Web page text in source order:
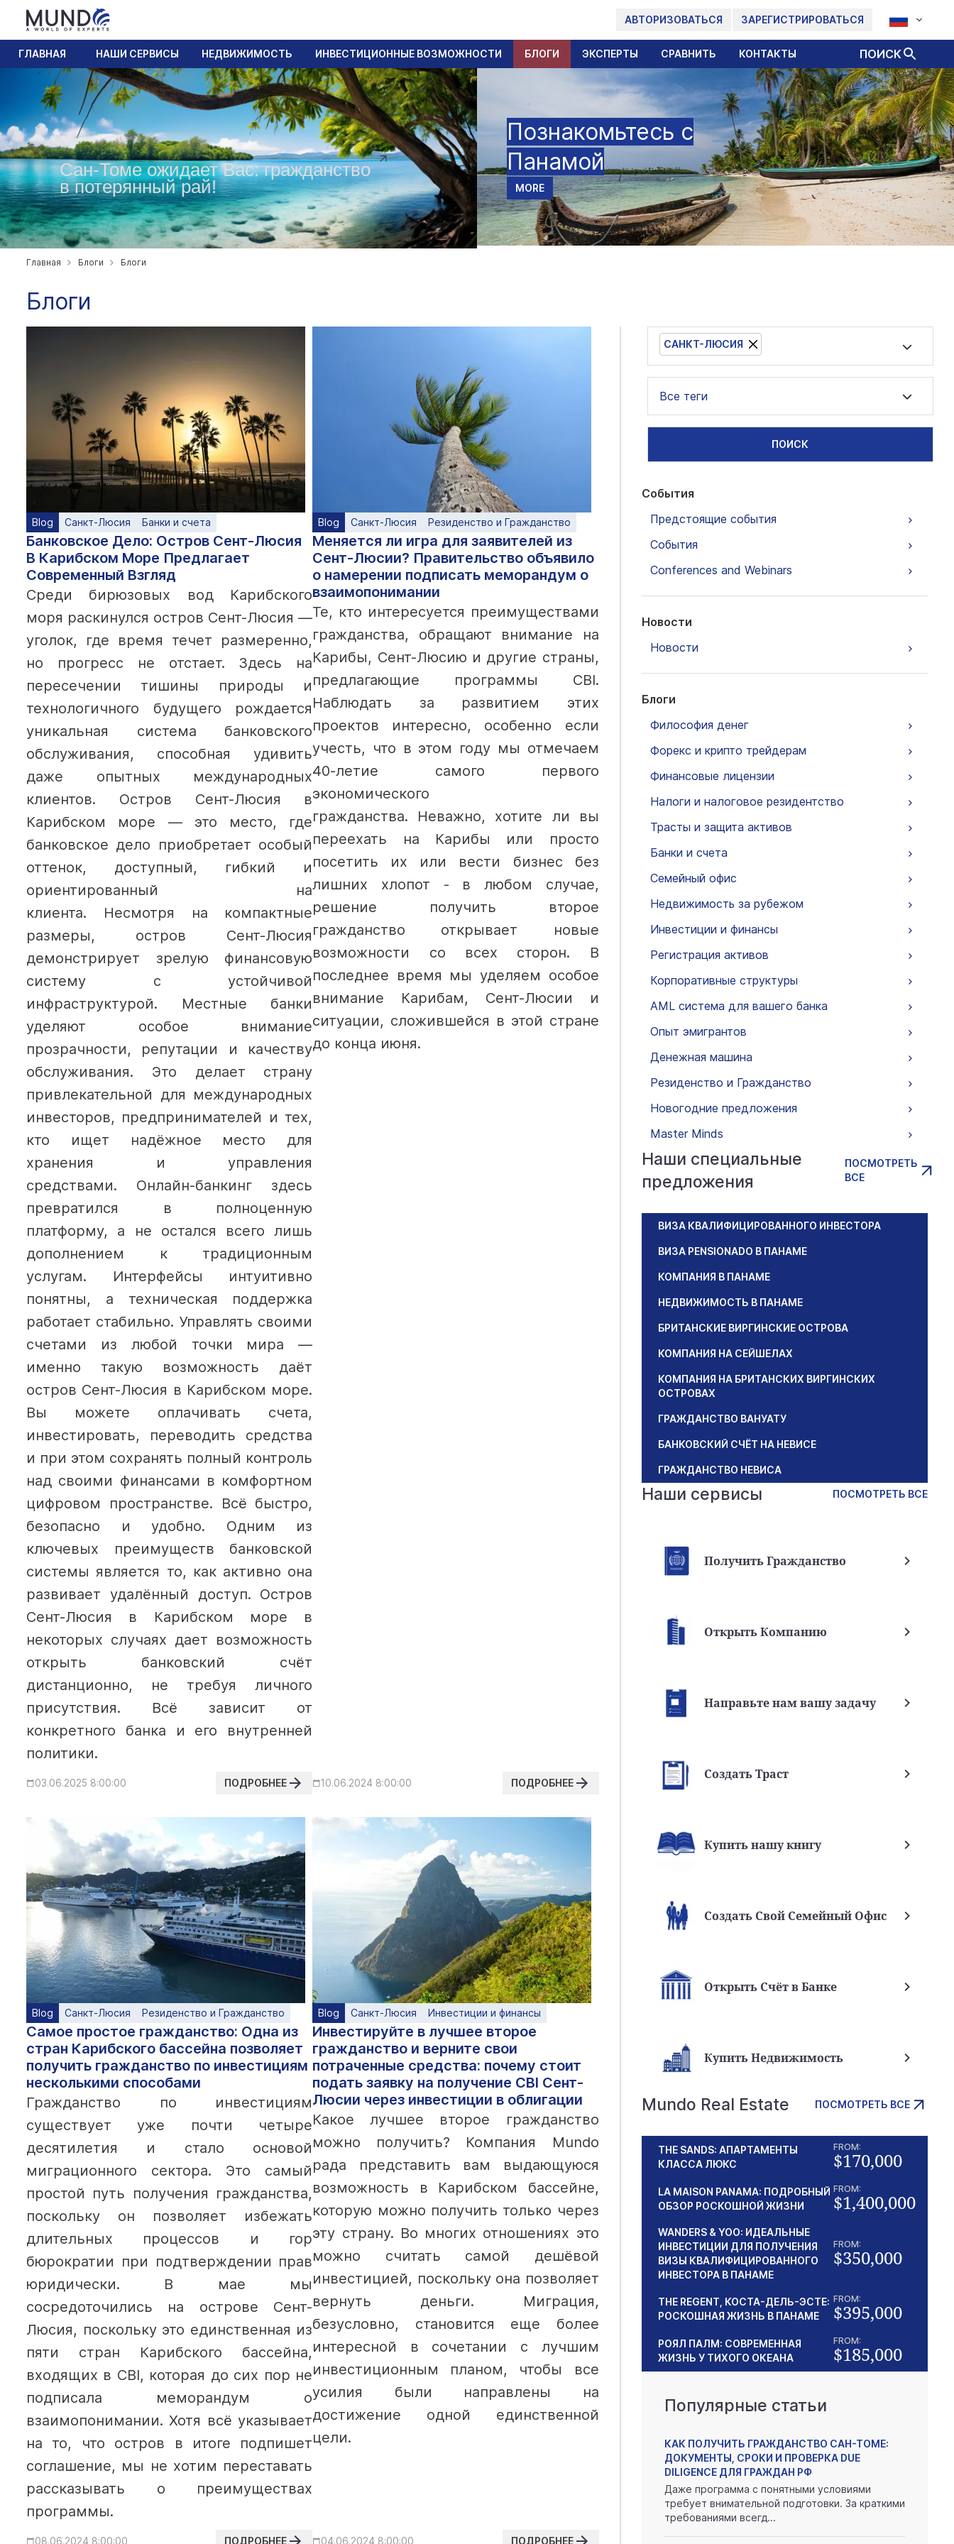
АВТОРИЗОВАТЬСЯ ЗАРЕГИСТРИРОВАТЬСЯ
ГЛАВНАЯ НАШИ СЕРВИСЫ НЕДВИЖИМОСТЬ ИНВЕСТИЦИОННЫЕ ВОЗМОЖНОСТИ БЛОГИ ЭКСПЕРТЫ СРАВНИТЬ КОНТАКТЫ ПОИСК
Сан-Томе ожидает Вас: гражданство
в потерянный рай!
Познакомьтесь с
Панамой
MORE
Главная Блоги Блоги
Блоги
Blog Санкт-Люсия Банки и счета
Банковское Дело: Остров Сент-Люсия
В Карибском Море Предлагает
Современный Взгляд
Среди бирюзовых вод Карибского
моря раскинулся остров Сент-Люсия —
уголок, где время течет размеренно,
но прогресс не отстает. Здесь на
пересечении тишины природы и
технологичного будущего рождается
уникальная система банковского
обслуживания, способная удивить
даже опытных международных
клиентов. Остров Сент-Люсия в
Карибском море — это место, где
банковское дело приобретает особый
оттенок, доступный, гибкий и
ориентированный на
клиента. Несмотря на компактные
размеры, остров Сент-Люсия
демонстрирует зрелую финансовую
систему с устойчивой
инфраструктурой. Местные банки
уделяют особое внимание
прозрачности, репутации и качеству
обслуживания. Это делает страну
привлекательной для международных
инвесторов, предпринимателей и тех,
кто ищет надёжное место для
хранения и управления
средствами. Онлайн-банкинг здесь
превратился в полноценную
платформу, а не остался всего лишь
дополнением к традиционным
услугам. Интерфейсы интуитивно
понятны, а техническая поддержка
работает стабильно. Управлять своими
счетами из любой точки мира —
именно такую возможность даёт
остров Сент-Люсия в Карибском море.
Вы можете оплачивать счета,
инвестировать, переводить средства
и при этом сохранять полный контроль
над своими финансами в комфортном
цифровом пространстве. Всё быстро,
безопасно и удобно. Одним из
ключевых преимуществ банковской
системы является то, как активно она
развивает удалённый доступ. Остров
Сент-Люсия в Карибском море в
некоторых случаях дает возможность
открыть банковский счёт
дистанционно, не требуя личного
присутствия. Всё зависит от
конкретного банка и его внутренней
политики.
03.06.2025 8:00:00 ПОДРОБНЕЕ
Blog Санкт-Люсия Резиденство и Гражданство
Меняется ли игра для заявителей из
Сент-Люсии? Правительство объявило
о намерении подписать меморандум о
взаимопонимании
Те, кто интересуется преимуществами
гражданства, обращают внимание на
Карибы, Сент-Люсию и другие страны,
предлагающие программы CBI.
Наблюдать за развитием этих
проектов интересно, особенно если
учесть, что в этом году мы отмечаем
40-летие самого первого
экономического
гражданства. Неважно, хотите ли вы
переехать на Карибы или просто
посетить их или вести бизнес без
лишних хлопот - в любом случае,
решение получить второе
гражданство открывает новые
возможности со всех сторон. В
последнее время мы уделяем особое
внимание Карибам, Сент-Люсии и
ситуации, сложившейся в этой стране
до конца июня.
10.06.2024 8:00:00 ПОДРОБНЕЕ
Blog Санкт-Люсия Резиденство и Гражданство
Самое простое гражданство: Одна из
стран Карибского бассейна позволяет
получить гражданство по инвестициям
несколькими способами
Гражданство по инвестициям
существует уже почти четыре
десятилетия и стало основой
миграционного сектора. Это самый
простой путь получения гражданства,
поскольку он позволяет избежать
длительных процессов и гор
бюрократии при подтверждении прав
юридически. В мае мы
сосредоточились на острове Сент-
Люсия, поскольку это единственная из
пяти стран Карибского бассейна,
входящих в CBI, которая до сих пор не
подписала меморандум о
взаимопонимании. Хотя всё указывает
на то, что остров в итоге подпишет
соглашение, мы не хотим переставать
рассказывать о преимуществах
программы.
08.06.2024 8:00:00 ПОДРОБНЕЕ
Blog Санкт-Люсия Инвестиции и финансы
Инвестируйте в лучшее второе
гражданство и верните свои
потраченные средства: почему стоит
подать заявку на получение CBI Сент-
Люсии через инвестиции в облигации
Какое лучшее второе гражданство
можно получить? Компания Mundo
рада представить вам выдающуюся
возможность в Карибском бассейне,
которую можно получить только через
эту страну. Во многих отношениях это
можно считать самой дешёвой
инвестицией, поскольку она позволяет
вернуть деньги.
Миграция,
безусловно, становится еще более
интересной в сочетании с лучшим
инвестиционным планом, чтобы все
усилия были направлены на
достижение одной единственной
цели.
04.06.2024 8:00:00 ПОДРОБНЕЕ
САНКТ-ЛЮСИЯ
Все теги
ПОИСК
События
Предстоящие события
События
Conferences and Webinars
Новости
Новости
Блоги
Философия денег
Форекс и крипто трейдерам
Финансовые лицензии
Налоги и налоговое резидентство
Трасты и защита активов
Банки и счета
Семейный офис
Недвижимость за рубежом
Инвестиции и финансы
Регистрация активов
Корпоративные структуры
AML система для вашего банка
Опыт эмигрантов
Денежная машина
Резиденство и Гражданство
Новогодние предложения
Master Minds
Наши специальные
предложения
ПОСМОТРЕТЬ
ВСЕ
ВИЗА КВАЛИФИЦИРОВАННОГО ИНВЕСТОРА
ВИЗА PENSIONADO В ПАНАМЕ
КОМПАНИЯ В ПАНАМЕ
НЕДВИЖИМОСТЬ В ПАНАМЕ
БРИТАНСКИЕ ВИРГИНСКИЕ ОСТРОВА
КОМПАНИЯ НА СЕЙШЕЛАХ
КОМПАНИЯ НА БРИТАНСКИХ ВИРГИНСКИХ
ОСТРОВАХ
ГРАЖДАНСТВО ВАНУАТУ
БАНКОВСКИЙ СЧЁТ НА НЕВИСЕ
ГРАЖДАНСТВО НЕВИСА
Наши сервисы ПОСМОТРЕТЬ ВСЕ
Получить Гражданство
Открыть Компанию
Направьте нам вашу задачу
Создать Траст
Купить нашу книгу
Создать Свой Семейный Офис
Открыть Счёт в Банке
Купить Недвижимость
Mundo Real Estate ПОСМОТРЕТЬ ВСЕ
THE SANDS: АПАРТАМЕНТЫ
КЛАССА ЛЮКС
FROM:
$170,000
LA MAISON PANAMA: ПОДРОБНЫЙ
ОБЗОР РОСКОШНОЙ ЖИЗНИ
FROM:
$1,400,000
WANDERS & YOO: ИДЕАЛЬНЫЕ
ИНВЕСТИЦИИ ДЛЯ ПОЛУЧЕНИЯ
ВИЗЫ КВАЛИФИЦИРОВАННОГО
ИНВЕСТОРА В ПАНАМЕ
FROM:
$350,000
THE REGENT, КОСТА-ДЕЛЬ-ЭСТЕ:
РОСКОШНАЯ ЖИЗНЬ В ПАНАМЕ
FROM:
$395,000
РОЯЛ ПАЛМ: СОВРЕМЕННАЯ
ЖИЗНЬ У ТИХОГО ОКЕАНА
FROM:
$185,000
Популярные статьи
КАК ПОЛУЧИТЬ ГРАЖДАНСТВО САН-ТОМЕ:
ДОКУМЕНТЫ, СРОКИ И ПРОВЕРКА DUE
DILIGENCE ДЛЯ ГРАЖДАН РФ
Даже программа с понятными условиями
требует внимательной подготовки. За краткими
требованиями всегд...